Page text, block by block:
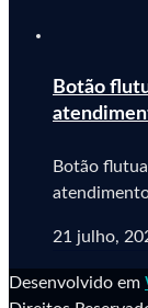
Botão
Botão
21 julho,
Desenvolvido em